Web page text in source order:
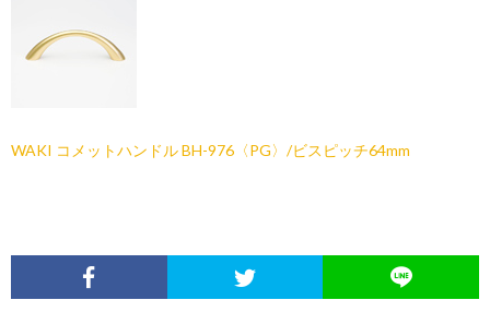
WAKI コメットハンドル BH-976〈PG〉/ビスピッチ64mm